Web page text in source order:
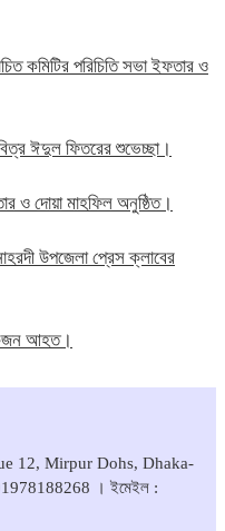
কমিটির পরিচিতি সভা ইফতার ও
ঈদুল ফিতরের শুভেচ্ছা।
ও দোয়া মাহফিল অনুষ্ঠিত।
উপজেলা প্রেস ক্লাবের
আহত।
12, Mirpur Dohs, Dhaka-
। ইমেইল :